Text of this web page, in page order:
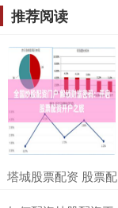
推荐阅读
塔城股票配资 股票